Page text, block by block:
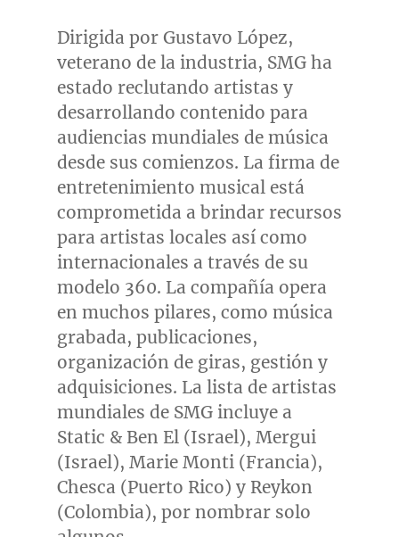
Dirigida por Gustavo López,
veterano de la industria, SMG ha
estado reclutando artistas y
desarrollando contenido para
audiencias mundiales de música
desde sus comienzos. La firma de
entretenimiento musical está
comprometida a brindar recursos
para artistas locales así como
internacionales a través de su
modelo 360. La compañía opera
en muchos pilares, como música
grabada, publicaciones,
organización de giras, gestión y
adquisiciones. La lista de artistas
mundiales de SMG incluye a
Static & Ben El(Israel), Mergui
(Israel), Marie Monti(Francia),
Chesca (Puerto Rico) y Reykon
(Colombia), por nombrar solo